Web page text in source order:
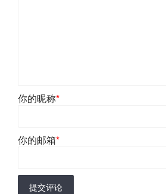
你的昵称*
你的邮箱*
提交评论